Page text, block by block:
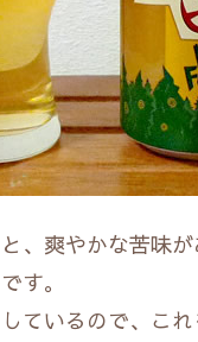
、爽やかな苦味
す。
ているので、こ